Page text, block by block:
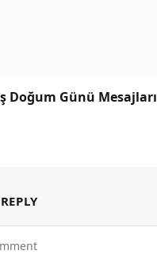
Doğum Günü Mesajları